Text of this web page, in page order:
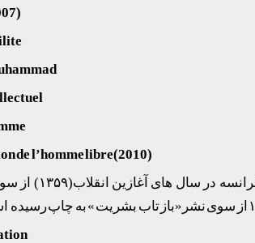
de l’homme libre(2010)
دو عنوان از آثار